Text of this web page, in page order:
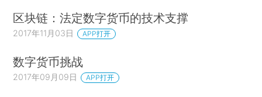
区块链：法定数字货币的技术支撑
2017年11月03日 APP打开
数字货币挑战
2017年09月09日 APP打开